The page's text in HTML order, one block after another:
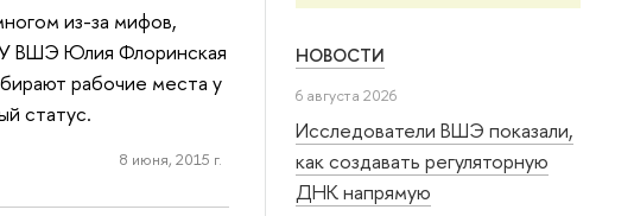
НОВОСТИ
6 августа 2026
Исследователи ВШЭ показали,
как создавать регуляторную
ДНК напрямую
из-за мифов,
ВШЭ Юлия Флоринская
рабочие места у
статус.
8 июня, 2015 г.